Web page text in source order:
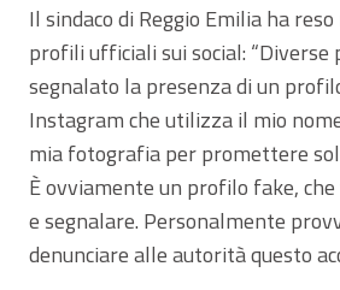
Il sindaco di Reggio Emilia ha
profili ufficiali sui social: “Diverse
segnalato la presenza di un
Instagram che utilizza il mio
mia fotografia per promettere
È ovviamente un profilo fake,
e segnalare. Personalmente
denunciare alle autorità questo